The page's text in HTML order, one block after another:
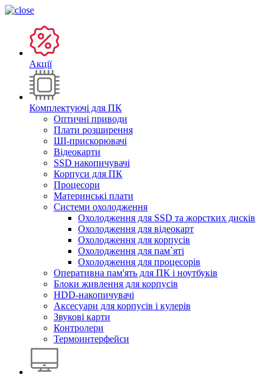
Акції
Комплектуючі для ПК
Оптичні приводи
Плати розширення
ШІ-прискорювачі
Відеокарти
SSD накопичувачі
Корпуси для ПК
Процесори
Материнські плати
Системи охолодження
Охолодження для SSD та жорстких дисків
Охолодження для відеокарт
Охолодження для корпусів
Охолодження для пам`яті
Охолодження для процесорів
Оперативна пам'ять для ПК і ноутбуків
Блоки живлення для корпусів
HDD-накопичувачі
Аксесуари для корпусів і кулерів
Звукові карти
Контролери
Термоинтерфейси